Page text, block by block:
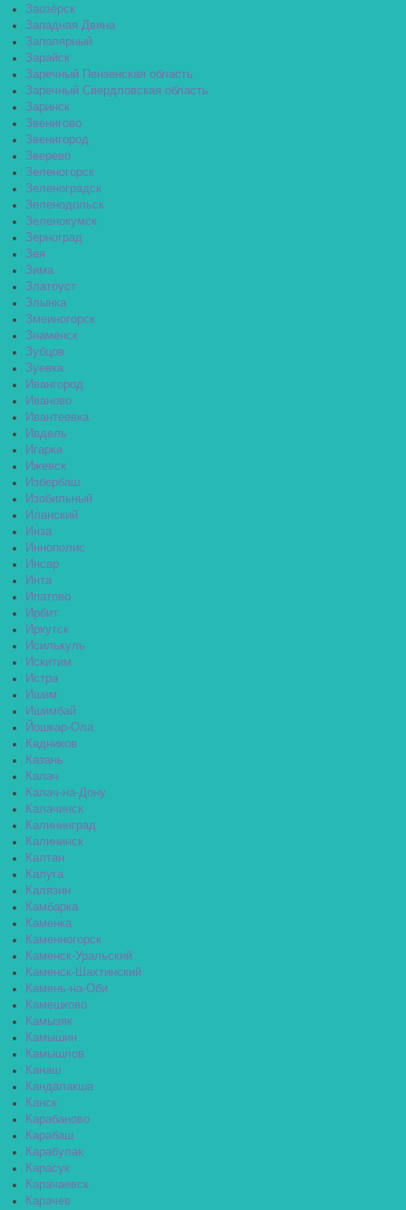
Заозёрск
Западная Двина
Заполярный
Зарайск
Заречный Пензенская область
Заречный Свердловская область
Заринск
Звенигово
Звенигород
Зверево
Зеленогорск
Зеленоградск
Зеленодольск
Зеленокумск
Зерноград
Зея
Зима
Златоуст
Злынка
Змеиногорск
Знаменск
Зубцов
Зуевка
Ивангород
Иваново
Ивантеевка
Ивдель
Игарка
Ижевск
Избербаш
Изобильный
Иланский
Инза
Иннополис
Инсар
Инта
Ипатово
Ирбит
Иркутск
Исилькуль
Искитим
Истра
Ишим
Ишимбай
Йошкар-Ола
Кадников
Казань
Калач
Калач-на-Дону
Калачинск
Калининград
Калининск
Калтан
Калуга
Калязин
Камбарка
Каменка
Каменногорск
Каменск-Уральский
Каменск-Шахтинский
Камень-на-Оби
Камешково
Камызяк
Камышин
Камышлов
Канаш
Кандалакша
Канск
Карабаново
Карабаш
Карабулак
Карасук
Карачаевск
Карачев